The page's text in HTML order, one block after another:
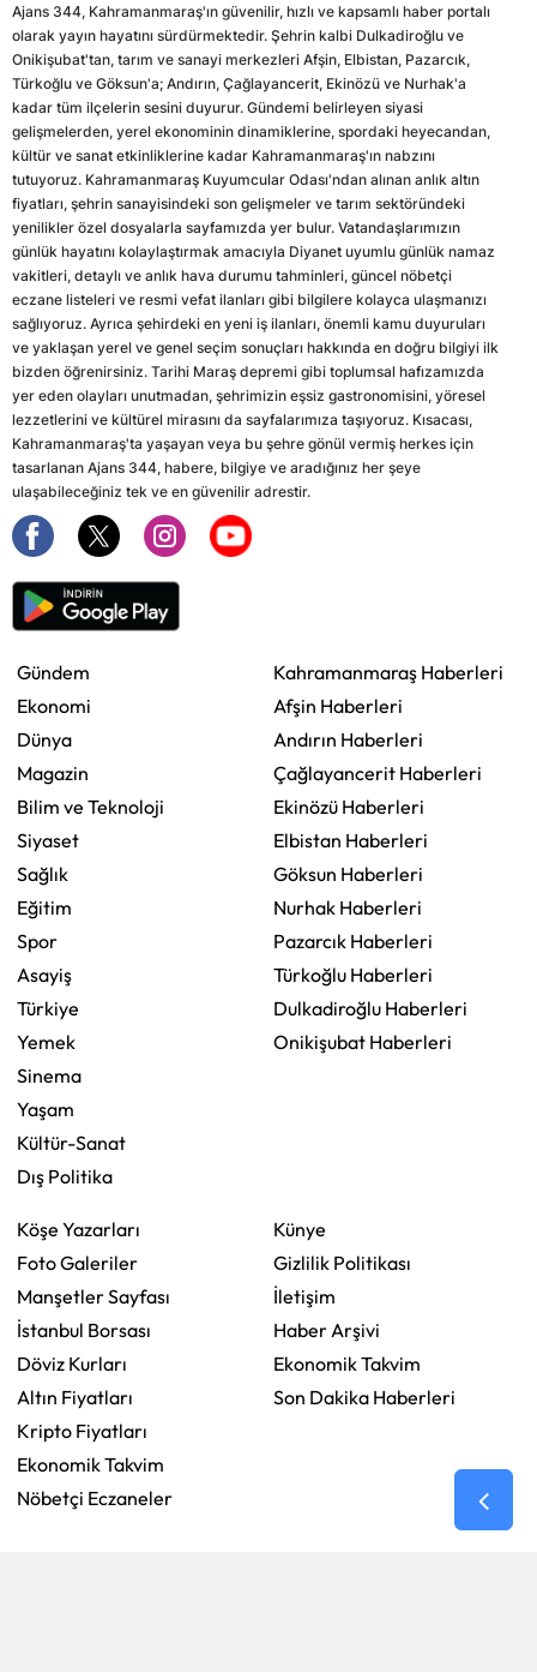
Ajans 344, Kahramanmaraş'ın güvenilir, hızlı ve kapsamlı haber portalı
olarak yayın hayatını sürdürmektedir. Şehrin kalbi Dulkadiroğlu ve
Onikişubat'tan, tarım ve sanayi merkezleri Afşin, Elbistan, Pazarcık,
Türkoğlu ve Göksun'a; Andırın, Çağlayancerit, Ekinözü ve Nurhak'a
kadar tüm ilçelerin sesini duyurur. Gündemi belirleyen siyasi
gelişmelerden, yerel ekonominin dinamiklerine, spordaki heyecandan,
kültür ve sanat etkinliklerine kadar Kahramanmaraş'ın nabzını
tutuyoruz. Kahramanmaraş Kuyumcular Odası'ndan alınan anlık altın
fiyatları, şehrin sanayisindeki son gelişmeler ve tarım sektöründeki
yenilikler özel dosyalarla sayfamızda yer bulur. Vatandaşlarımızın
günlük hayatını kolaylaştırmak amacıyla Diyanet uyumlu günlük namaz
vakitleri, detaylı ve anlık hava durumu tahminleri, güncel nöbetçi
eczane listeleri ve resmi vefat ilanları gibi bilgilere kolayca ulaşmanızı
sağlıyoruz. Ayrıca şehirdeki en yeni iş ilanları, önemli kamu duyuruları
ve yaklaşan yerel ve genel seçim sonuçları hakkında en doğru bilgiyi ilk
bizden öğrenirsiniz. Tarihi Maraş depremi gibi toplumsal hafızamızda
yer eden olayları unutmadan, şehrimizin eşsiz gastronomisini, yöresel
lezzetlerini ve kültürel mirasını da sayfalarımıza taşıyoruz. Kısacası,
Kahramanmaraş'ta yaşayan veya bu şehre gönül vermiş herkes için
tasarlanan Ajans 344, habere, bilgiye ve aradığınız her şeye
ulaşabileceğiniz tek ve en güvenilir adrestir.
Gündem
Ekonomi
Dünya
Magazin
Bilim ve Teknoloji
Siyaset
Sağlık
Eğitim
Spor
Asayiş
Türkiye
Yemek
Sinema
Yaşam
Kültür-Sanat
Dış Politika
Kahramanmaraş Haberleri
Afşin Haberleri
Andırın Haberleri
Çağlayancerit Haberleri
Ekinözü Haberleri
Elbistan Haberleri
Göksun Haberleri
Nurhak Haberleri
Pazarcık Haberleri
Türkoğlu Haberleri
Dulkadiroğlu Haberleri
Onikişubat Haberleri
Köşe Yazarları
Foto Galeriler
Manşetler Sayfası
İstanbul Borsası
Döviz Kurları
Altın Fiyatları
Kripto Fiyatları
Ekonomik Takvim
Nöbetçi Eczaneler
Künye
Gizlilik Politikası
İletişim
Haber Arşivi
Ekonomik Takvim
Son Dakika Haberleri